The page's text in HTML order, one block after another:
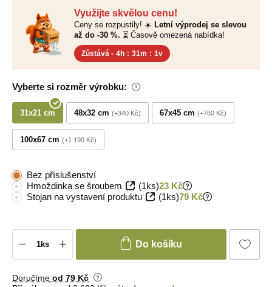
Využijte skvělou cenu!
Ceny se rozpustily! ☀️ Letní výprodej se slevou
až do -30 %. ⏳ Časově omezená nabídka!
Zůstává - 4h : 31m : 0v
Vyberte si rozměr výrobku:
31x21 cm 48x32 cm +340 Kč 67x45 cm +760 Kč
100x67 cm +1 190 Kč
Bez příslušenství
Hmoždinka se šroubem
(1ks)23 Kč
Stojan na vystavení produktu
(1ks)79 Kč
Do košíku
Doručíme od 79 Kč